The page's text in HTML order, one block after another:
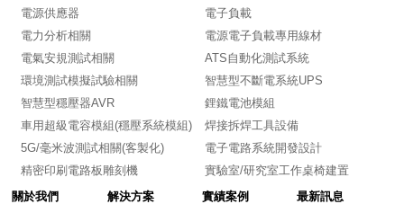
電源供應器
電子負載
電力分析相關
電源電子負載專用線材
電氣安規測試相關
ATS自動化測試系統
環境測試模擬試驗相關
智慧型不斷電系統UPS
智慧型穩壓器AVR
鋰鐵電池模組
車用超級電容模組(穩壓系統模組)
焊接拆焊工具設備
5G/毫米波測試相關(客製化)
電子電路系統開發設計
精密印刷電路板雕刻機
實驗室/研究室工作桌椅建置
關於我們
解決方案 實績案例 最新訊息